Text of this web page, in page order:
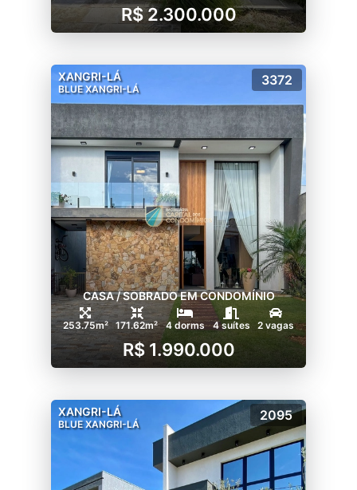
R$ 2.300.000
XANGRI-LÁ
BLUE XANGRI-LÁ
3372
CASA / SOBRADO EM CONDOMÍNIO
253.75m² 171.62m² 4 dorms 4 suítes 2 vagas
R$ 1.990.000
XANGRI-LÁ
BLUE XANGRI-LÁ
2095